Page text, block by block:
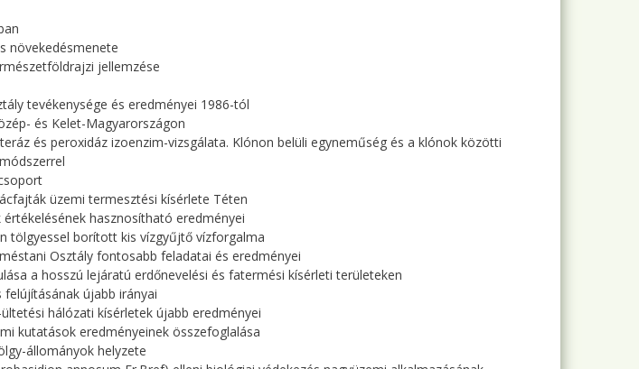
növekedésmenete
jellemzése
tevékenysége és eredményei 1986-tól
és Kelet-Magyarországon
és peroxidáz izoenzim-vizsgálata. Klónon belüli egyneműség és a klónok közötti
üzemi termesztési kísérlete Téten
hasznosítható eredményei
tölgyessel borított kis vízgyűjtő vízforgalma
Osztály fontosabb feladatai és eredményei
a hosszú lejáratú erdőnevelési és fatermési kísérleti területeken
újabb irányai
hálózati kísérletek újabb eredményei
kutatások eredményeinek összefoglalása
állományok helyzete